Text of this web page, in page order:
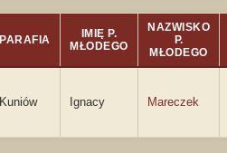
PARAFIA
IMIĘ P.
MŁODEGO
NAZWISKO
P.
MŁODEGO
Kuniów Ignacy Mareczek